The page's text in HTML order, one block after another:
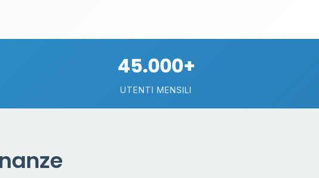
45.000+
UTENTI MENSILI